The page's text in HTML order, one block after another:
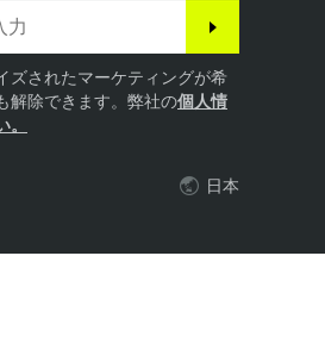
ズされたマーケティングが希
解除できます。弊社の個人情
日本